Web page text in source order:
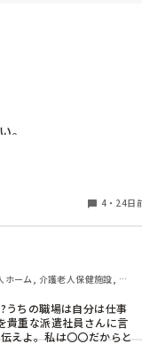
りします。
ことありますよ。
🎵
。
、足りてない時間帯や
ている状態です。
。1日だけではないで
出勤。もちろん休みは
4・ 24日
ーム, 介護老人保健施設, サ
能型居宅介護
うちの職場は自分は仕事
貴重な派遣社員さんに言
えよ。私は〇〇だからと